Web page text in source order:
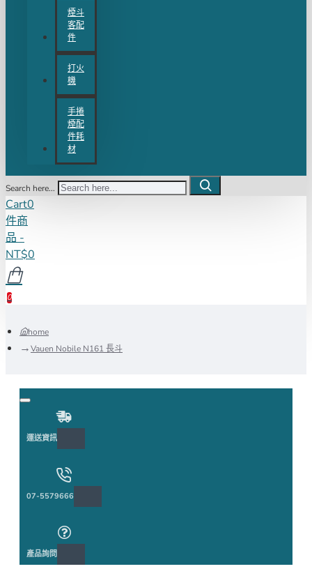
煙斗
客配
件
打火
機
手捲
煙配
件耗
材
Search here...
Cart0
件商
品 -
NT$0
0
home
Vauen Nobile N161 長斗
運送資訊
07-5579666
產品詢問